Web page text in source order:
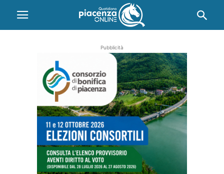
Pubblicità